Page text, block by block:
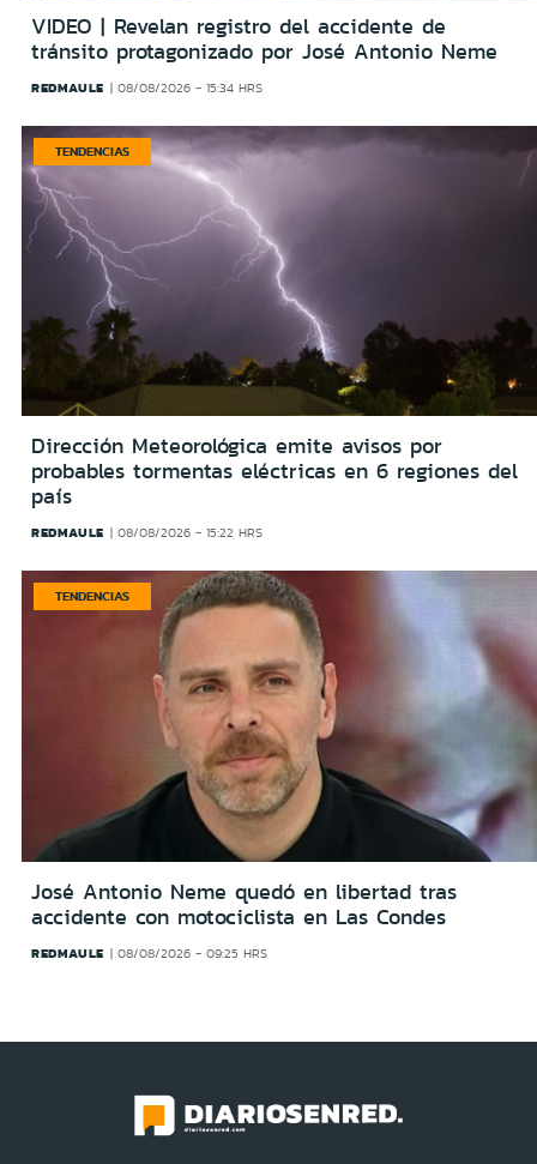
VIDEO | Revelan registro del accidente de
tránsito protagonizado por José Antonio Neme
REDMAULE 08/08/2026 - 15:34 HRS
TENDENCIAS
Dirección Meteorológica emite avisos por
probables tormentas eléctricas en 6 regiones del
país
REDMAULE 08/08/2026 - 15:22 HRS
TENDENCIAS
José Antonio Neme quedó en libertad tras
accidente con motociclista en Las Condes
REDMAULE 08/08/2026 - 09:25 HRS